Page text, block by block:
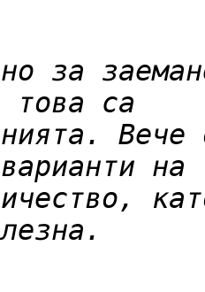
за
Вече